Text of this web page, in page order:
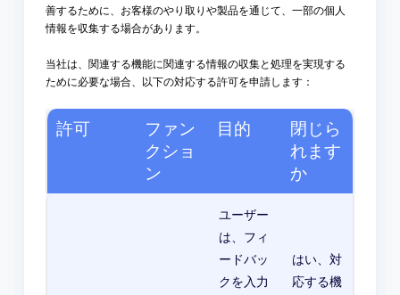
善するために、お客様のやり取りや製品を通じて、一部の個人
情報を収集する場合があります。
当社は、関連する機能に関連する情報の収集と処理を実現する
ために必要な場合、以下の対応する許可を申請します：
許可
ファン
クショ
ン
目的
閉じら
れます
か
ユーザー
は、フィ
ードバッ
クを入力
はい、対
応する機